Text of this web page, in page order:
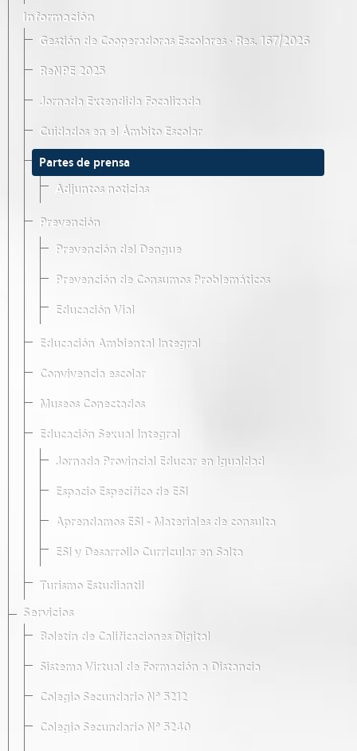
Información
Gestión de Cooperadoras Escolares · Res. 167/2026
ReNPE 2025
Jornada Extendida Focalizada
Cuidados en el Ámbito Escolar
Partes de prensa
Adjuntos noticias
Prevención
Prevención del Dengue
Prevención de Consumos Problemáticos
Educación Vial
Educación Ambiental Integral
Convivencia escolar
Museos Conectados
Educación Sexual Integral
Jornada Provincial Educar en Igualdad
Espacio Específico de ESI
Aprendamos ESI - Materiales de consulta
ESI y Desarrollo Curricular en Salta
Turismo Estudiantil
Servicios
Boletín de Calificaciones Digital
Sistema Virtual de Formación a Distancia
Colegio Secundario Nº 5212
Colegio Secundario Nº 5240